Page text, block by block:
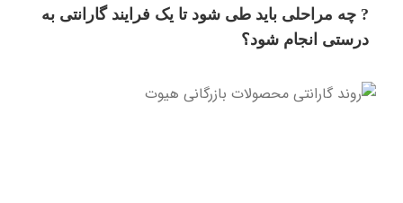
? چه مراحلی باید طی شود تا یک فرایند گارانتی به
درستی انجام شود؟